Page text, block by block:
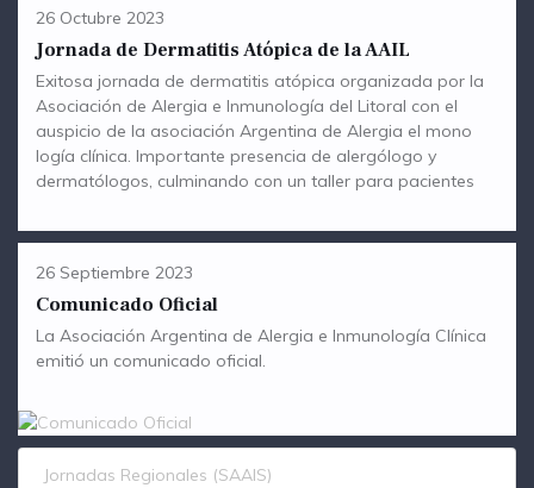
26 Octubre 2023
Jornada de Dermatitis Atópica de la AAIL
Exitosa jornada de dermatitis atópica organizada por la
Asociación de Alergia e Inmunología del Litoral con el
auspicio de la asociación Argentina de Alergia el mono
logía clínica. Importante presencia de alergólogo y
dermatólogos, culminando con un taller para pacientes
26 Septiembre 2023
Comunicado Oficial
La Asociación Argentina de Alergia e Inmunología Clínica
emitió un comunicado oficial.
Jornadas Regionales (SAAIS)